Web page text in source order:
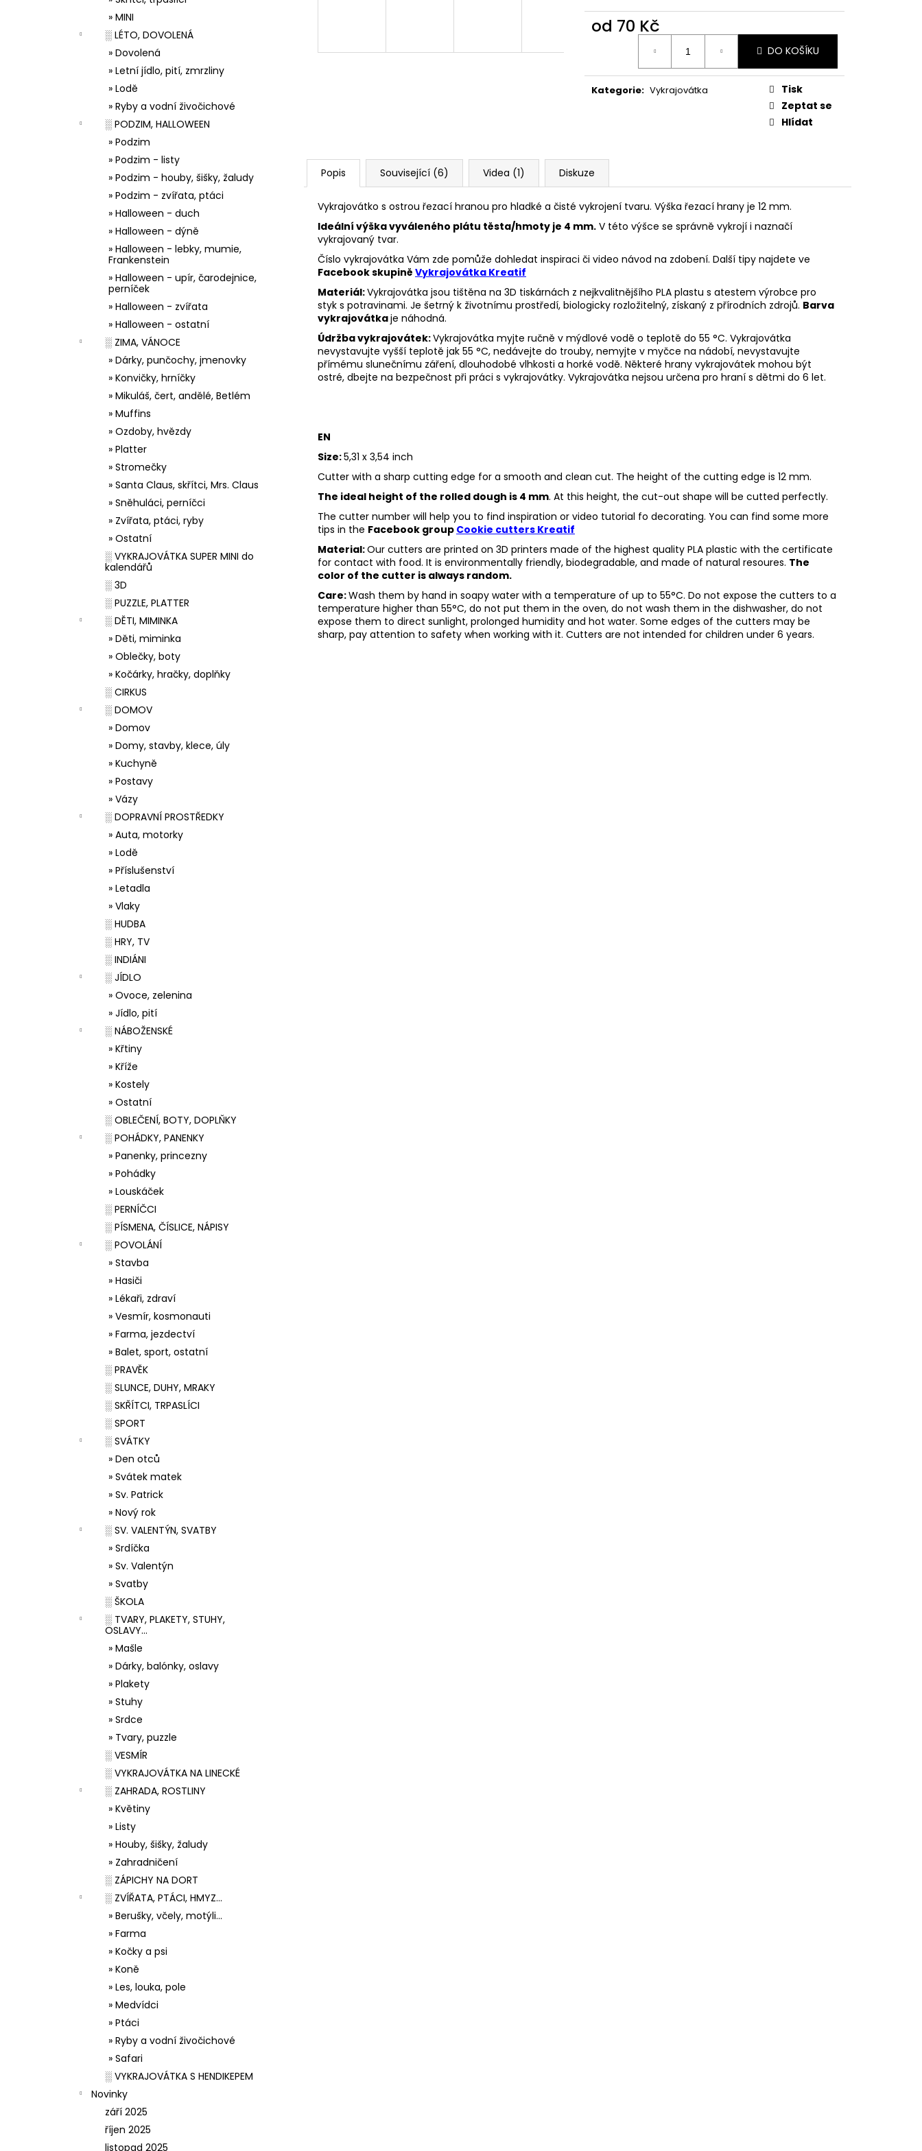
» MINI
░ LÉTO, DOVOLENÁ
» Dovolená
» Letní jídlo, pití, zmrzliny
» Lodě
» Ryby a vodní živočichové
░ PODZIM, HALLOWEEN
» Podzim
» Podzim - listy
» Podzim - houby, šišky, žaludy
» Podzim - zvířata, ptáci
» Halloween - duch
» Halloween - dýně
» Halloween - lebky, mumie,
Frankenstein
» Halloween - upír, čarodejnice,
perníček
» Halloween - zvířata
» Halloween - ostatní
░ ZIMA, VÁNOCE
» Dárky, punčochy, jmenovky
» Konvičky, hrníčky
» Mikuláš, čert, andělé, Betlém
» Muffins
» Ozdoby, hvězdy
» Platter
» Stromečky
» Santa Claus, skřítci, Mrs. Claus
» Sněhuláci, perníčci
» Zvířata, ptáci, ryby
» Ostatní
░ VYKRAJOVÁTKA SUPER MINI do
kalendářů
░ 3D
░ PUZZLE, PLATTER
░ DĚTI, MIMINKA
» Děti, miminka
» Oblečky, boty
» Kočárky, hračky, doplňky
░ CIRKUS
░ DOMOV
» Domov
» Domy, stavby, klece, úly
» Kuchyně
» Postavy
» Vázy
░ DOPRAVNÍ PROSTŘEDKY
» Auta, motorky
» Lodě
» Příslušenství
» Letadla
» Vlaky
░ HUDBA
░ HRY, TV
░ INDIÁNI
░ JÍDLO
» Ovoce, zelenina
» Jídlo, pití
░ NÁBOŽENSKÉ
» Křtiny
» Kříže
» Kostely
» Ostatní
░ OBLEČENÍ, BOTY, DOPLŇKY
░ POHÁDKY, PANENKY
» Panenky, princezny
» Pohádky
» Louskáček
░ PERNÍČCI
░ PÍSMENA, ČÍSLICE, NÁPISY
░ POVOLÁNÍ
» Stavba
» Hasiči
» Lékaři, zdraví
» Vesmír, kosmonauti
» Farma, jezdectví
» Balet, sport, ostatní
░ PRAVĚK
░ SLUNCE, DUHY, MRAKY
░ SKŘÍTCI, TRPASLÍCI
░ SPORT
░ SVÁTKY
» Den otců
» Svátek matek
» Sv. Patrick
» Nový rok
░ SV. VALENTÝN, SVATBY
» Srdíčka
» Sv. Valentýn
» Svatby
░ ŠKOLA
░ TVARY, PLAKETY, STUHY,
OSLAVY...
» Mašle
» Dárky, balónky, oslavy
» Plakety
» Stuhy
» Srdce
» Tvary, puzzle
░ VESMÍR
░ VYKRAJOVÁTKA NA LINECKÉ
░ ZAHRADA, ROSTLINY
» Květiny
» Listy
» Houby, šišky, žaludy
» Zahradničení
░ ZÁPICHY NA DORT
░ ZVÍŘATA, PTÁCI, HMYZ...
» Berušky, včely, motýli...
» Farma
» Kočky a psi
» Koně
» Les, louka, pole
» Medvídci
» Ptáci
» Ryby a vodní živočichové
» Safari
░ VYKRAJOVÁTKA S HENDIKEPEM
Novinky
září 2025
říjen 2025
listopad 2025
od 70 Kč
DO KOŠÍKU
Kategorie: Vykrajovátka
Tisk
Zeptat se
Hlídat
Popis Související (6) Videa (1) Diskuze
Vykrajovátko s ostrou řezací hranou pro hladké a čisté vykrojení tvaru. Výška řezací hrany je 12 mm.
Ideální výška vyváleného plátu těsta/hmoty je 4 mm. V této výšce se správně vykrojí i naznačí
vykrajovaný tvar.
Číslo vykrajovátka Vám zde pomůže dohledat inspiraci či video návod na zdobení. Další tipy najdete ve
Facebook skupině Vykrajovátka Kreatif
Materiál:Vykrajovátka jsou tištěna na 3D tiskárnách z nejkvalitnějšího PLA plastu s atestem výrobce pro
styk s potravinami. Je šetrný k životnímu prostředí, biologicky rozložitelný, získaný z přírodních zdrojů. Barva
vykrajovátkaje náhodná.
Údržba vykrajovátek:Vykrajovátka myjte ručně v mýdlové vodě o teplotě do 55 °C. Vykrajovátka
nevystavujte vyšší teplotě jak 55 °C, nedávejte do trouby, nemyjte v myčce na nádobí, nevystavujte
přímému slunečnímu záření, dlouhodobé vlhkosti a horké vodě. Některé hrany vykrajovátek mohou být
ostré, dbejte na bezpečnost při práci s vykrajovátky. Vykrajovátka nejsou určena pro hraní s dětmi do 6 let.
EN
Size:5,31 x 3,54 inch
Cutter with a sharp cutting edge for a smooth and clean cut. The height of the cutting edge is 12 mm.
The ideal height of the rolled dough is 4 mm. At this height, the cut-out shape will be cutted perfectly.
The cutter number will help you to find inspiration or video tutorial fo decorating. You can find some more
tips in the Facebook group Cookie cutters Kreatif
Material:Our cutters are printed on 3D printers made of the highest quality PLA plastic with the certificate
for contact with food. It is environmentally friendly, biodegradable, and made of natural resoures. The
color of the cutter is always random.
Care:Wash them by hand in soapy water with a temperature of up to 55°C. Do not expose the cutters to a
temperature higher than 55°C, do not put them in the oven, do not wash them in the dishwasher, do not
expose them to direct sunlight, prolonged humidity and hot water. Some edges of the cutters may be
sharp, pay attention to safety when working with it. Cutters are not intended for children under 6 years.
33001 ZDOBÍCÍ SÁČEK